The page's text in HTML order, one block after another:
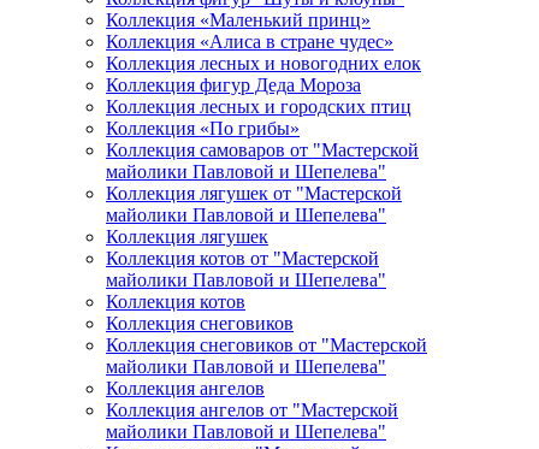
Коллекция «Маленький принц»
Коллекция «Алиса в стране чудес»
Коллекция лесных и новогодних елок
Коллекция фигур Деда Мороза
Коллекция лесных и городских птиц
Коллекция «По грибы»
Коллекция самоваров от "Мастерской
майолики Павловой и Шепелева"
Коллекция лягушек от "Мастерской
майолики Павловой и Шепелева"
Коллекция лягушек
Коллекция котов от "Мастерской
майолики Павловой и Шепелева"
Коллекция котов
Коллекция снеговиков
Коллекция снеговиков от "Мастерской
майолики Павловой и Шепелева"
Коллекция ангелов
Коллекция ангелов от "Мастерской
майолики Павловой и Шепелева"